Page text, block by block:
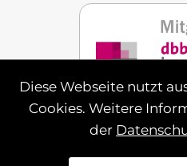
Diese Webseite nutzt
Cookies. Weitere
der